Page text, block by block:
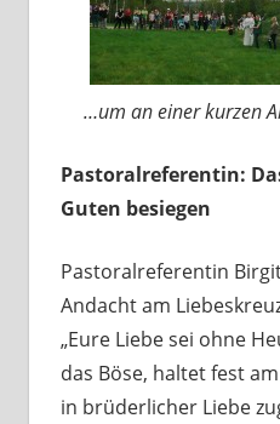
…um an einer kurzen
Pastoralreferentin:
Guten besiegen
Pastoralreferentin
Andacht am
„Eure Liebe sei ohne
das Böse, haltet fest
in brüderlicher Liebe